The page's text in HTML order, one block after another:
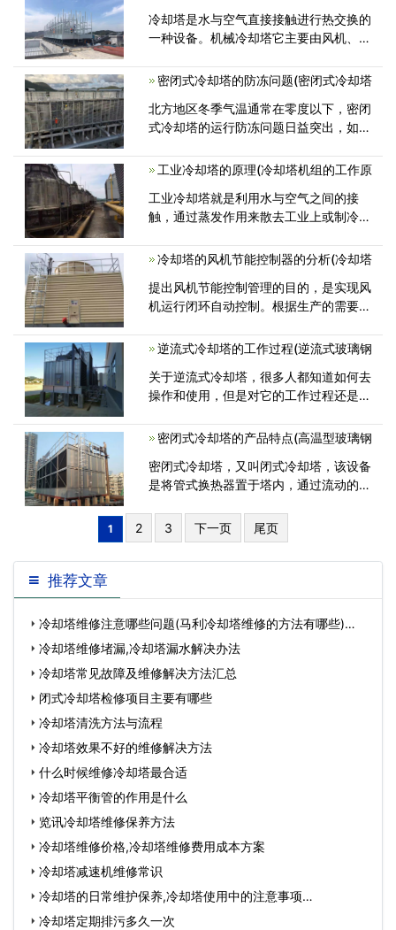
冷却塔是水与空气直接接触进行热交换的
一种设备。机械冷却塔它主要由风机、电
密闭式冷却塔的防冻问题(密闭式冷却塔
北方地区冬季气温通常在零度以下，密闭
式冷却塔的运行防冻问题日益突出，如果
工业冷却塔的原理(冷却塔机组的工作原
工业冷却塔就是利用水与空气之间的接
触，通过蒸发作用来散去工业上或制冷空
冷却塔的风机节能控制器的分析(冷却塔
提出风机节能控制管理的目的，是实现风
机运行闭环自动控制。根据生产的需要预
逆流式冷却塔的工作过程(逆流式玻璃钢
关于逆流式冷却塔，很多人都知道如何去
操作和使用，但是对它的工作过程还是不
密闭式冷却塔的产品特点(高温型玻璃钢
密闭式冷却塔，又叫闭式冷却塔，该设备
是将管式换热器置于塔内，通过流动的空
1 2 3 下一页 尾页
推荐文章
冷却塔维修注意哪些问题(马利冷却塔维修的方法有哪些)…
冷却塔维修堵漏,冷却塔漏水解决办法
冷却塔常见故障及维修解决方法汇总
闭式冷却塔检修项目主要有哪些
冷却塔清洗方法与流程
冷却塔效果不好的维修解决方法
什么时候维修冷却塔最合适
冷却塔平衡管的作用是什么
览讯冷却塔维修保养方法
冷却塔维修价格,冷却塔维修费用成本方案
冷却塔减速机维修常识
冷却塔的日常维护保养,冷却塔使用中的注意事项…
冷却塔定期排污多久一次